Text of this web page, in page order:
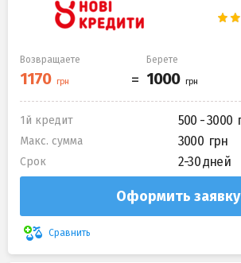
Возвращаете Берете
1й кредит 500 - 3000
Макс. сумма 3000
Срок 2-30 дней
Оформить заявку
Сравнить